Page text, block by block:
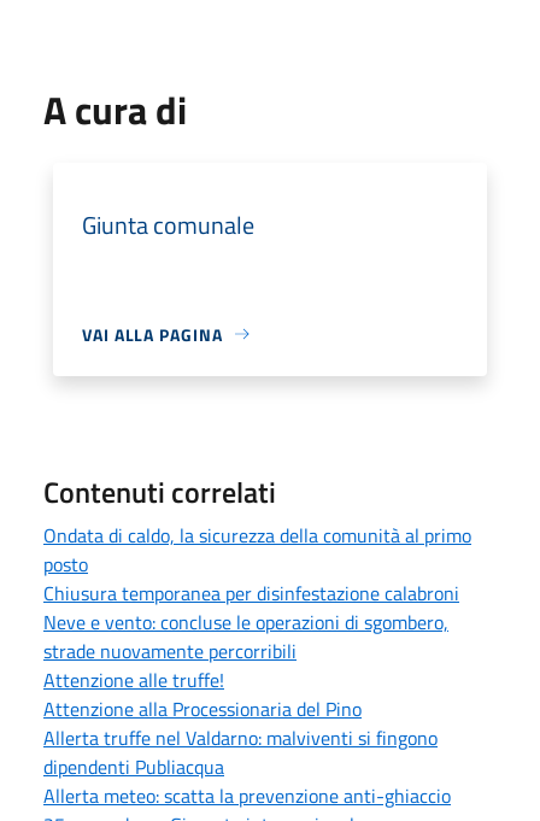
A cura di
Giunta comunale
VAI ALLA PAGINA
Contenuti correlati
Ondata di caldo, la sicurezza della comunità al primo
posto
Chiusura temporanea per disinfestazione calabroni
Neve e vento: concluse le operazioni di sgombero,
strade nuovamente percorribili
Attenzione alle truffe!
Attenzione alla Processionaria del Pino
Allerta truffe nel Valdarno: malviventi si fingono
dipendenti Publiacqua
Allerta meteo: scatta la prevenzione anti-ghiaccio